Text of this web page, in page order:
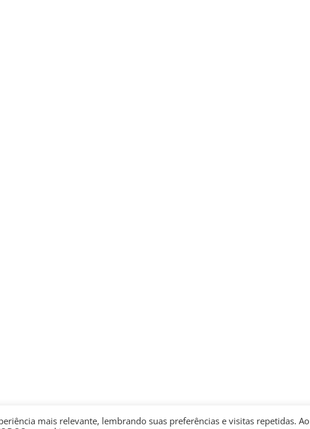
mais relevante, lembrando suas preferências e visitas repetidas. Ao